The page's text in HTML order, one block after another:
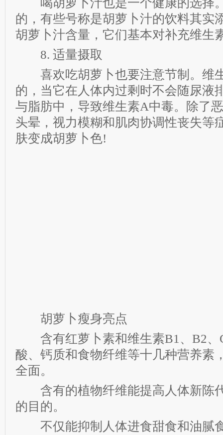
喝胡萝卜汁也是一个健康的选择
的，有些号称是胡萝卜汁的饮料其实
胡萝卜汁含量，它们基本对补充维生
8. 适量摄取
喜欢吃胡萝卜也要注意节制。维
的，当它在人体内过剩时不会随尿液
与脂肪中，导致维生素A中毒。除了
头晕，视力模糊和肌肉协调性丧失等
肤变成胡萝卜色!
胡萝卜瘦身亮点
含有红萝卜素和维生素B1、B2、
酸、钙质和食物纤维等十几种营养素
全面。
含有的植物纤维能提高人体新陈
的目的。
不仅能抑制人体进食甜食和油腻